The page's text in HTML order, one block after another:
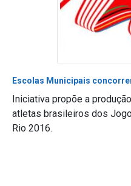
Escolas Municipais
Iniciativa propõe a
atletas brasileiros dos
Rio 2016.